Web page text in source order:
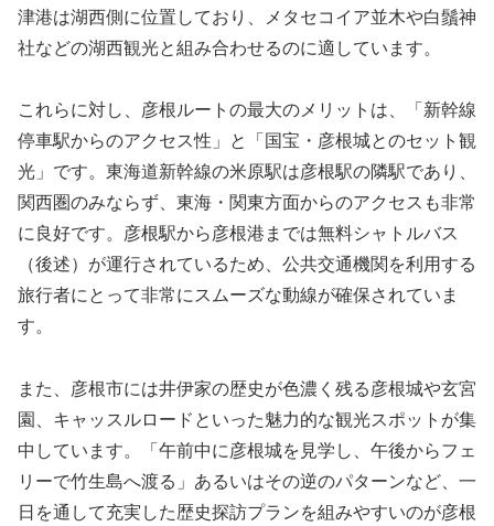
津港は湖西側に位置しており、メタセコイア並木や白鬚神
社などの湖西観光と組み合わせるのに適しています。
これらに対し、彦根ルートの最大のメリットは、「新幹線
停車駅からのアクセス性」と「国宝・彦根城とのセット観
光」です。東海道新幹線の米原駅は彦根駅の隣駅であり、
関西圏のみならず、東海・関東方面からのアクセスも非常
に良好です。彦根駅から彦根港までは無料シャトルバス
（後述）が運行されているため、公共交通機関を利用する
旅行者にとって非常にスムーズな動線が確保されていま
す。
また、彦根市には井伊家の歴史が色濃く残る彦根城や玄宮
園、キャッスルロードといった魅力的な観光スポットが集
中しています。「午前中に彦根城を見学し、午後からフェ
リーで竹生島へ渡る」あるいはその逆のパターンなど、一
日を通して充実した歴史探訪プランを組みやすいのが彦根